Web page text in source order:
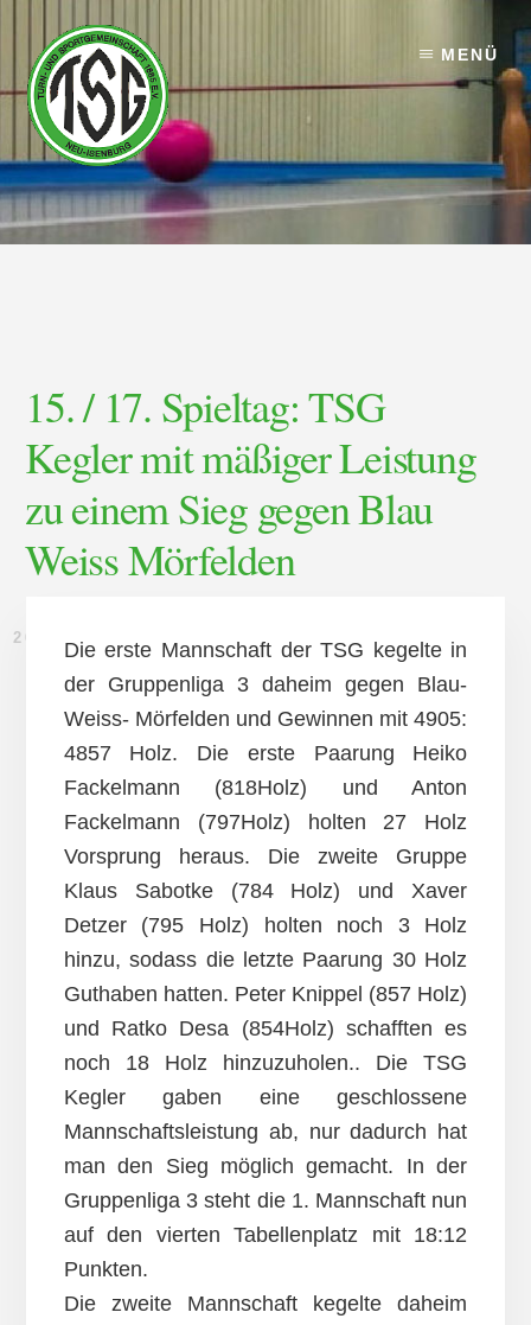
content
footer
MENÜ
15. / 17. Spieltag: TSG
Kegler mit mäßiger Leistung
zu einem Sieg gegen Blau
Weiss Mörfelden
26. FEBRUAR 2015
Die erste Mannschaft der TSG kegelte in
der Gruppenliga 3 daheim gegen Blau-
Weiss- Mörfelden und Gewinnen mit 4905:
4857 Holz. Die erste Paarung Heiko
Fackelmann (818Holz) und Anton
Fackelmann (797Holz) holten 27 Holz
Vorsprung heraus. Die zweite Gruppe
Klaus Sabotke (784 Holz) und Xaver
Detzer (795 Holz) holten noch 3 Holz
hinzu, sodass die letzte Paarung 30 Holz
Guthaben hatten. Peter Knippel (857 Holz)
und Ratko Desa (854Holz) schafften es
noch 18 Holz hinzuzuholen.. Die TSG
Kegler gaben eine geschlossene
Mannschaftsleistung ab, nur dadurch hat
man den Sieg möglich gemacht. In der
Gruppenliga 3 steht die 1. Mannschaft nun
auf den vierten Tabellenplatz mit 18:12
Punkten.
Die zweite Mannschaft kegelte daheim